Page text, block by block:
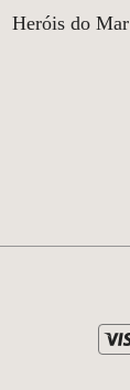
Heróis do Mar